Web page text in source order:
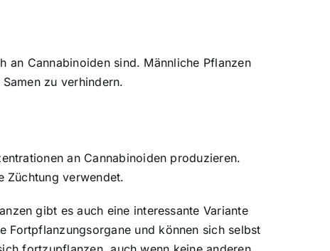
an Cannabinoiden sind. Männliche Pflanzen
zu verhindern.
an Cannabinoiden produzieren.
Züchtung verwendet.
gibt es auch eine interessante Variante
Fortpflanzungsorgane und können sich selbst